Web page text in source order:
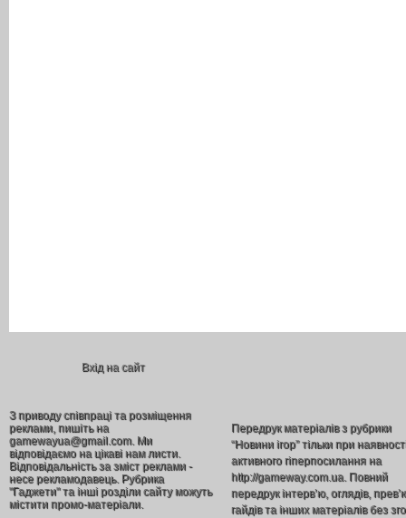
Вхід на сайт
З приводу співпраці та розміщення
реклами, пишіть на
gamewayua@gmail.com. Ми
відповідаємо на цікаві нам листи.
Відповідальність за зміст реклами -
несе рекламодавець. Рубрика
"Гаджети" та інші розділи сайту можуть
містити промо-матеріали.
Передрук матеріалів з рубрики
“Новини ігор” тільки при
активного гіперпосилання на
http://gameway.com.ua. Повний
передрук інтерв’ю, оглядів,
гайдів та інших матеріалів без